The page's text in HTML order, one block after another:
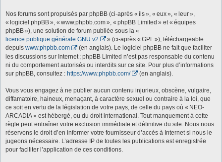
Nos forums sont propulsés par phpBB (ci-après « ils », « eux », « leur »,
« logiciel phpBB », « www.phpbb.com », « phpBB Limited » et « équipes
phpBB »), une solution de forum publiée sous la «
licence publique générale GNU v2
» (ci-après « GPL »), téléchargeable
depuis www.phpbb.com
(en anglais). Le logiciel phpBB ne fait que faciliter
les discussions sur Internet ; phpBB Limited n’est pas responsable du contenu
ni du comportement autorisés ou interdits sur ce site. Pour plus d’informations
sur phpBB, consultez : https://www.phpbb.com/ (en anglais).
Vous vous engagez à ne publier aucun contenu injurieux, obscène, vulgaire,
diffamatoire, haineux, menaçant, à caractère sexuel ou contraire à la loi, que
ce soit en vertu de la législation de votre pays, de celle du pays où « NEO-
ARCADIA » est hébergé, ou du droit international. Tout manquement à cette
règle peut entraîner votre exclusion immédiate et définitive du site. Nous nous
réservons le droit d’en informer votre fournisseur d’accès à Internet si nous le
jugeons nécessaire. L’adresse IP de toutes les publications est enregistrée
pour faciliter l’application de ces conditions.